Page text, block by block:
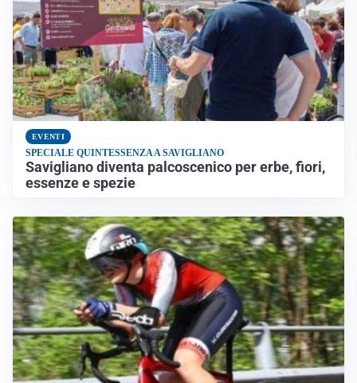
EVENTI
SPECIALE QUINTESSENZA A SAVIGLIANO
Savigliano diventa palcoscenico per erbe, fiori,
essenze e spezie